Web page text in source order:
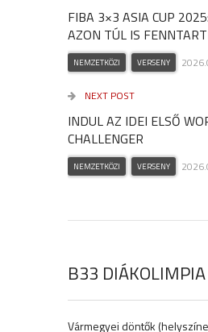
FIBA 3×3 ASIA CUP
AZON TÚL IS
NEMZETKÖZI VERSENY
NEXT POST
INDUL AZ IDEI ELSŐ
CHALLENGER
NEMZETKÖZI VERSENY
B33 DIÁKOLIMPIA
Vármegyei döntők